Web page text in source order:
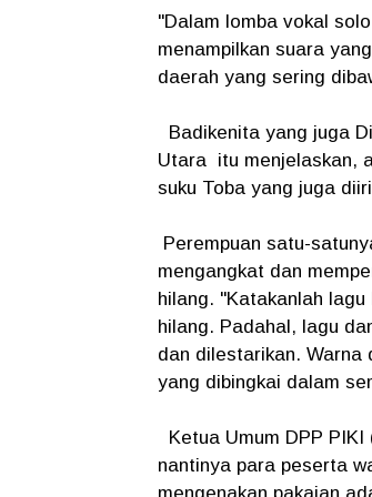
"Dalam lomba vokal
menampilkan suara
daerah yang sering
Badikenita yang juga
Utara itu menjelaskan,
suku Toba yang juga
Perempuan satu-
mengangkat dan
hilang. "Katakanlah
hilang. Padahal, lagu
dan dilestarikan. Warna
yang dibingkai dalam
Ketua Umum DPP
nantinya para peserta